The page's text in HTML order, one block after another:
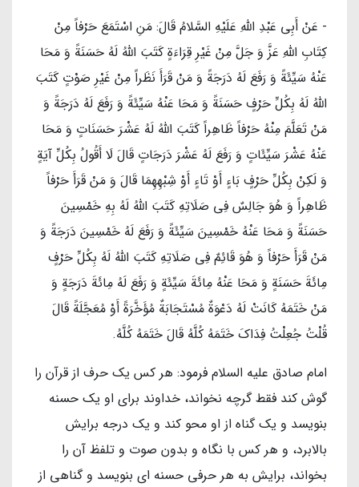
- عَنْ أَبِي عَبْدِ اللَّهِ عَلَیْهِ السَّلامُ قَالَ: مَنِ اسْتَمَعَ حَرْفاً مِنْ
كِتَابِ اللَّهِ عَزَّ وَ جَلَّ مِنْ غَيْرِ قِرَاءَةٍ كَتَبَ اللَّهُ لَهُ حَسَنَةً وَ مَحَا
عَنْهُ سَيِّئَةً وَ رَفَعَ لَهُ دَرَجَةً وَ مَنْ قَرَأَ نَظَراً مِنْ غَيْرِ صَوْتٍ‏ كَتَبَ
اللَّهُ لَهُ بِكُلِّ حَرْفٍ حَسَنَةً وَ مَحَا عَنْهُ سَيِّئَةً وَ رَفَعَ لَهُ دَرَجَةً وَ
مَنْ تَعَلَّمَ مِنْهُ حَرْفاً ظَاهِراً كَتَبَ اللَّهُ لَهُ عَشْرَ حَسَنَاتٍ وَ مَحَا
عَنْهُ عَشْرَ سَيِّئَاتٍ وَ رَفَعَ لَهُ عَشْرَ دَرَجَاتٍ قَالَ لَا أَقُولُ بِكُلِّ آيَةٍ
وَ لَكِنْ بِكُلِّ حَرْفٍ بَاءٍ أَوْ تَاءٍ أَوْ شِبْهِهِمَا قَالَ وَ مَنْ قَرَأَ حَرْفاً
ظَاهِراً وَ هُوَ جَالِسٌ فِي صَلَاتِهِ كَتَبَ اللَّهُ لَهُ‏ بِهِ خَمْسِينَ
حَسَنَةً وَ مَحَا عَنْهُ خَمْسِينَ سَيِّئَةً وَ رَفَعَ لَهُ خَمْسِينَ دَرَجَةً وَ
مَنْ قَرَأَ حَرْفاً وَ هُوَ قَائِمٌ فِي صَلَاتِهِ كَتَبَ اللَّهُ لَهُ بِكُلِّ حَرْفٍ
مِائَةَ حَسَنَةٍ وَ مَحَا عَنْهُ مِائَةَ سَيِّئَةٍ وَ رَفَعَ لَهُ مِائَةَ دَرَجَةٍ وَ
مَنْ خَتَمَهُ كَانَتْ لَهُ دَعْوَةٌ مُسْتَجَابَةٌ مُؤَخَّرَةً أَوْ مُعَجَّلَةً قَالَ
قُلْتُ جُعِلْتُ فِدَاكَ خَتَمَهُ كُلَّهُ قَالَ خَتَمَهُ كُلَّهُ.
امام صادق عليه السلام فرمود: هر كس يك حرف از قرآن را
گوش كند فقط گرچه نخواند، خداوند براى او يك حسنه
بنويسد و يك گناه از او محو كند و يك درجه برايش
بالابرد، و هر كس با نگاه و بدون صوت و تلفظ آن را
بخواند، برايش به هر حرفى حسنه اى بنويسد و گناهى از